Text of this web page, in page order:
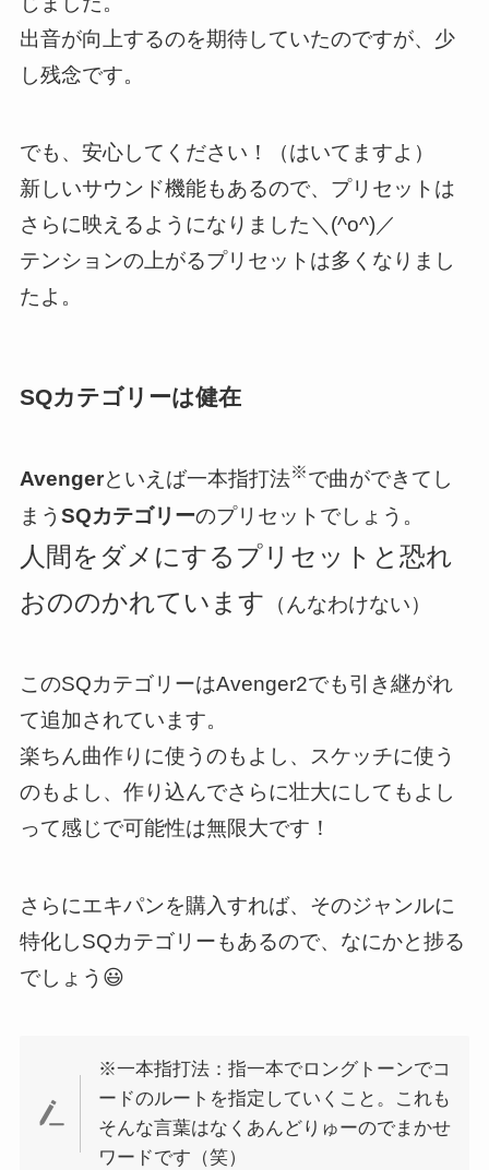
出音が向上するのを期待していたのですが、少
し残念です。
でも、安心してください！（はいてますよ）
新しいサウンド機能もあるので、プリセットは
さらに映えるようになりました＼(^o^)／
テンションの上がるプリセットは多くなりまし
たよ。
SQカテゴリーは健在
Avengerといえば一本指打法※で曲ができてし
まう SQカテゴリーのプリセットでしょう。
人間をダメにするプリセットと恐れ
おののかれています （んなわけない）
このSQカテゴリーはAvenger2でも引き継がれ
て追加されています。
楽ちん曲作りに使うのもよし、スケッチに使う
のもよし、作り込んでさらに壮大にしてもよし
って感じで可能性は無限大です！
さらにエキパンを購入すれば、そのジャンルに
特化しSQカテゴリーもあるので、なにかと捗る
でしょう😃
※一本指打法：指一本でロングトーンでコ
ードのルートを指定していくこと。これも
そんな言葉はなくあんどりゅーのでまかせ
ワードです（笑）